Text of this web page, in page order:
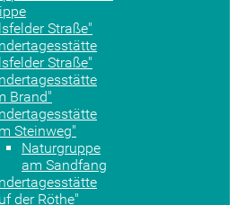
Straße"
Straße"
Brand"
Steinweg"
Naturgruppe
am Sandfang
der Röthe"